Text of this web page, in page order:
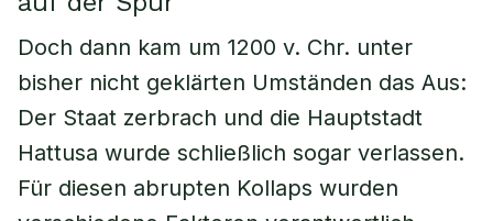
Doch dann kam um 1200 v. Chr. unter
bisher nicht geklärten Umständen das Aus:
Der Staat zerbrach und die Hauptstadt
Hattusa wurde schließlich sogar verlassen.
Für diesen abrupten Kollaps wurden